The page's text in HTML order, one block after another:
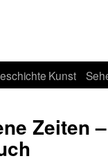
Kunst
Zeiten